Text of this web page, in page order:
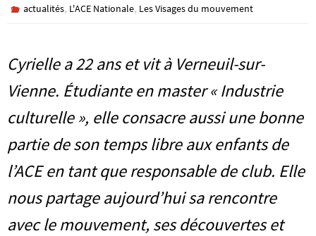
actualités, L'ACE Nationale, Les Visages du mouvement
Cyrielle a 22 ans et vit à Verneuil-sur-
Vienne. Étudiante en master « Industrie
culturelle », elle consacre aussi une bonne
partie de son temps libre aux enfants de
l’ACE en tant que responsable de club. Elle
nous partage aujourd’hui sa rencontre
avec le mouvement, ses découvertes et